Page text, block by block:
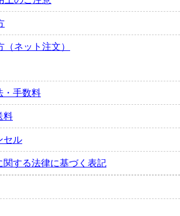
ネット注文）
・手数料
料
セル
関する法律に基づく表記